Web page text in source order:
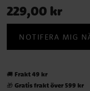
Pris:229,00 kr
229,00 kr
NOTIFERA MIG
🚚 Frakt 49 kr
🎁 Gratis frakt över 599 kr